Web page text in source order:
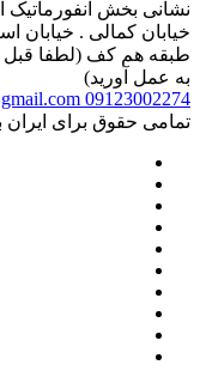
نشانی بخش انفورماتیک
طبقه هم کف (لطفا قبل
به عمل آورید)
09123002274
تمامی حقوق برای